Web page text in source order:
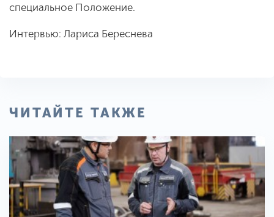
специальное Положение.
Интервью: Лариса Береснева
ЧИТАЙТЕ ТАКЖЕ